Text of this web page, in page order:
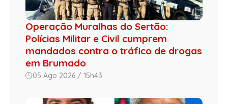
Operação Muralhas do Sertão:
Polícias Militar e Civil cumprem
mandados contra o tráfico de drogas
em Brumado
05 Ago 2026 / 15h43